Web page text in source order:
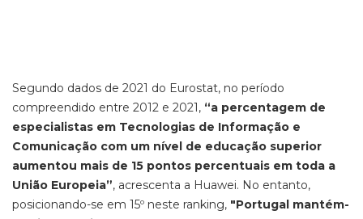
Segundo dados de 2021 do Eurostat, no período
compreendido entre 2012 e 2021, “a percentagem de
especialistas em Tecnologias de Informação e
Comunicação com um nível de educação superior
aumentou mais de 15 pontos percentuais em toda a
União Europeia”, acrescenta a Huawei. No entanto,
posicionando-se em 15º neste ranking, "Portugal mantém-